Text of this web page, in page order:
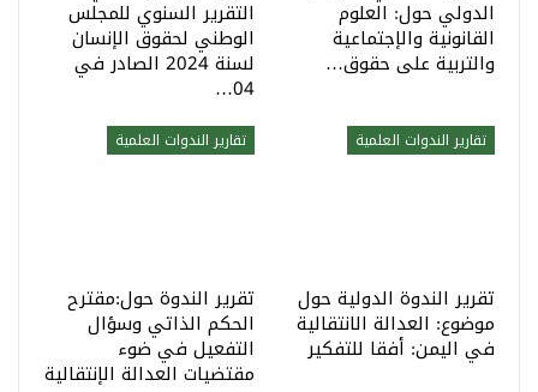
الدولي حول: العلوم
القانونية والإجتماعية
والتربية على حقوق…
التقرير السنوي للمجلس
الوطني لحقوق الإنسان
لسنة 2024 الصادر في
04…
تقارير الندوات العلمية
تقرير الندوة الدولية حول
موضوع: العدالة الانتقالية
في اليمن: أفقا للتفكير
تقارير الندوات العلمية
تقرير الندوة حول:مقترح
الحكم الذاتي وسؤال
التفعيل في ضوء
مقتضيات العدالة الإنتقالية